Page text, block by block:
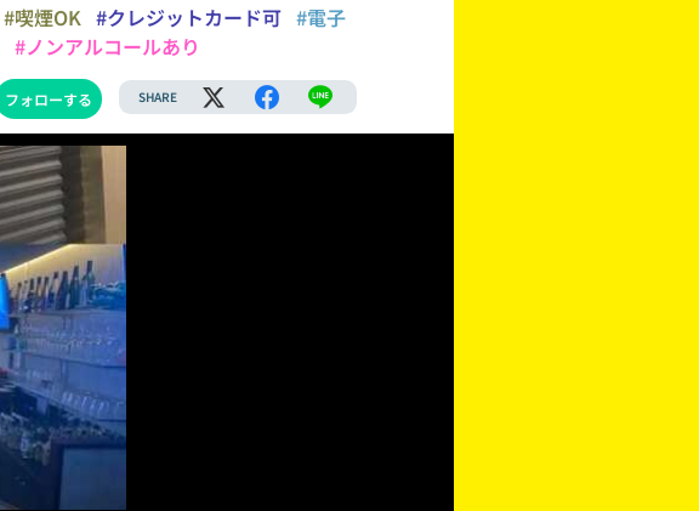
#喫煙OK #クレジットカード可 #電子
#ノンアルコールあり
フォローする SHARE